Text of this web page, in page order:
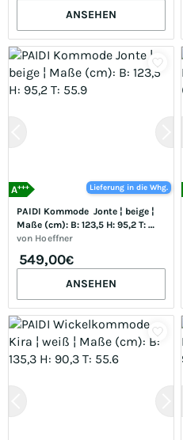
ANSEHEN
Lieferung in die Whg.
A+++
PAIDI Kommode  Jonte ¦ beige ¦
Maße (cm): B: 123,5 H: 95,2 T:
55.9
von Hoeffner
549,00€
ANSEHEN